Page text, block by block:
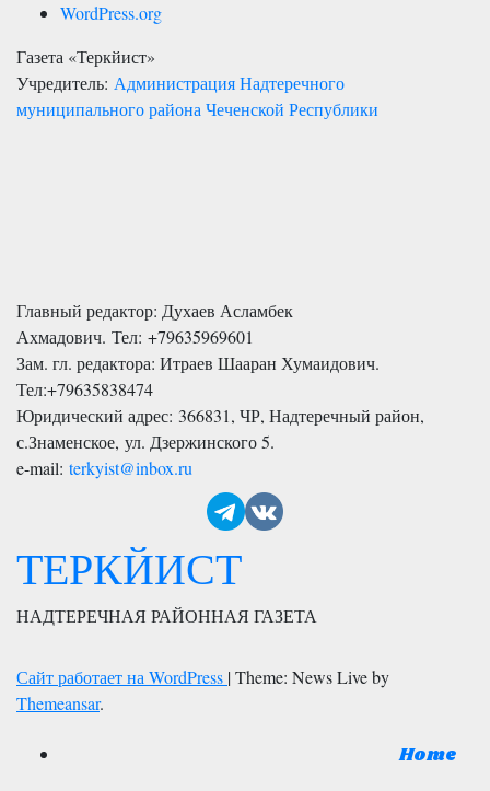
WordPress.org
Газета «Теркйист»
Учредитель: Администрация Надтеречного
муниципального района Чеченской Республики
Главный редактор: Духаев Асламбек
Ахмадович. Тел: +79635969601
Зам. гл. редактора: Итраев Шааран Хумаидович.
Тел:+79635838474
Юридический адрес: 366831, ЧР, Надтеречный район,
с.Знаменское, ул. Дзержинского 5.
e-mail: terkyist@inbox.ru
ТЕРКЙИСТ
НАДТЕРЕЧНАЯ РАЙОННАЯ ГАЗЕТА
Сайт работает на WordPress |Theme: News Live by
Themeansar.
Home